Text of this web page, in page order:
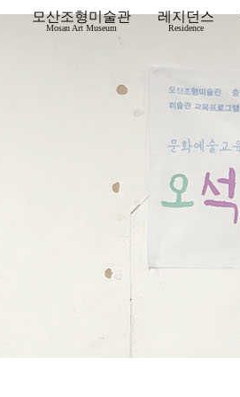
모산조형미술관
Mosan Art Museum
레지던스
Residence